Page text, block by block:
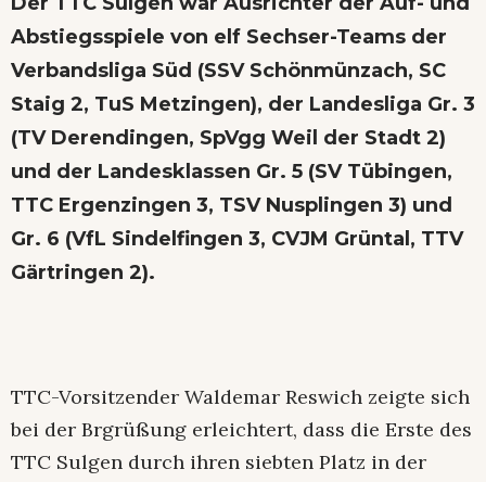
Abstiegsspiele von elf Sechser-Teams der
Verbandsliga Süd (SSV Schönmünzach, SC
Staig 2, TuS Metzingen), der Landesliga Gr. 3
(TV Derendingen, SpVgg Weil der Stadt 2)
und der Landesklassen Gr. 5 (SV Tübingen,
TTC Ergenzingen 3, TSV Nusplingen 3) und
Gr. 6 (VfL Sindelfingen 3, CVJM Grüntal, TTV
Gärtringen 2).
TTC-Vorsitzender Waldemar Reswich zeigte sich
bei der Brgrüßung erleichtert, dass die Erste des
TTC Sulgen durch ihren siebten Platz in der